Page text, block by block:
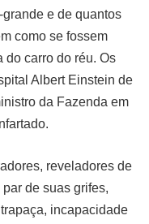
e de quantos
como se fossem
do carro do réu. Os
Albert Einstein de
da Fazenda em
reveladores de
de suas grifes,
incapacidade